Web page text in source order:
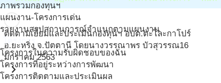
ภาพรวมกองทุนฯ
แผนงาน-โครงการเด่น
รายงานสรุปสถานการณ์จำแนกตามแผนงาน
โครงการ
โครงการในความรับผิดชอบของฉัน
โครงการที่อยู่ระหว่างการพัฒนา
โครงการติดตามและประเมินผล
ติดตามเยี่ยมและประเมินกองทุนฯ อบต.ตะโละกาโปร์
อ.ยะหริ่ง จ.ปัตตานี โดยนางวรรณาพร บัวสุวรรณ16
มกราคม 2563
chevron_right